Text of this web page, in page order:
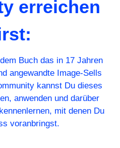
erreichen
Buch das in 17 Jahren
angewandte Image-Sells
kannst Du dieses
anwenden und darüber
mit denen Du
voranbringst.